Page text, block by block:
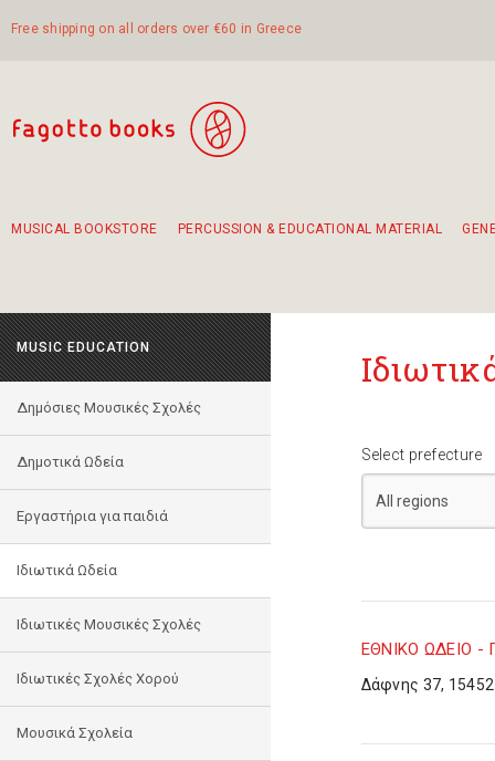
Free shipping on all orders over €60 in Greece
MUSICAL BOOKSTORE PERCUSSION & EDUCATIONAL MATERIAL
MUSIC EDUCATION
Δημόσιες Μουσικές Σχολές
Δημοτικά Ωδεία
Εργαστήρια για παιδιά
Ιδιωτικά Ωδεία
Ιδιωτικές Μουσικές Σχολές
Ιδιωτικές Σχολές Χορού
Μουσικά Σχολεία
Select prefecture
ΕΘΝΙΚΟ ΩΔΕΙΟ -
Δάφνης 37,